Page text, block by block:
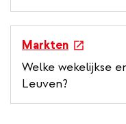
Markten
e
x
t
Welke wekelijkse
Leuven?